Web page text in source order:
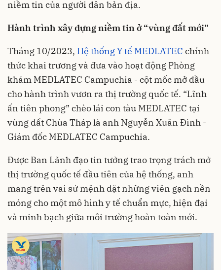
niềm tin của người dân bản địa.
Hành trình xây dựng niềm tin ở “vùng đất mới”
Tháng 10/2023, Hệ thống Y tế MEDLATEC chính
thức khai trương và đưa vào hoạt động Phòng
khám MEDLATEC Campuchia - cột mốc mở đầu
cho hành trình vươn ra thị trường quốc tế. “Lĩnh
ấn tiên phong” chèo lái con tàu MEDLATEC tại
vùng đất Chùa Tháp là anh Nguyễn Xuân Đình -
Giám đốc MEDLATEC Campuchia.
Được Ban Lãnh đạo tin tưởng trao trọng trách mở
thị trường quốc tế đầu tiên của hệ thống, anh
mang trên vai sứ mệnh đặt những viên gạch nền
móng cho một mô hình y tế chuẩn mực, hiện đại
và minh bạch giữa môi trường hoàn toàn mới.